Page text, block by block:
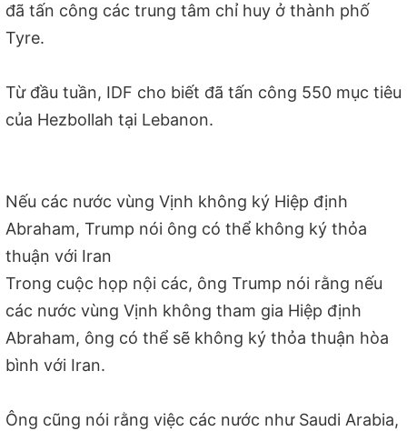
đã tấn công các trung tâm chỉ huy ở thành phố
Tyre.
Từ đầu tuần, IDF cho biết đã tấn công 550 mục tiêu
của Hezbollah tại Lebanon.
Nếu các nước vùng Vịnh không ký Hiệp định
Abraham, Trump nói ông có thể không ký thỏa
thuận với Iran
Trong cuộc họp nội các, ông Trump nói rằng nếu
các nước vùng Vịnh không tham gia Hiệp định
Abraham, ông có thể sẽ không ký thỏa thuận hòa
bình với Iran.
Ông cũng nói rằng việc các nước như Saudi Arabia,